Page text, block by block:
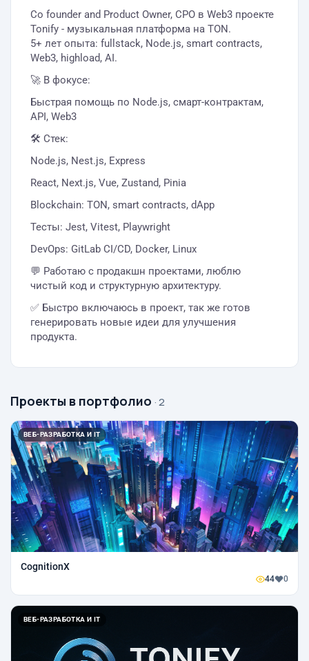
Co founder and Product Owner, CPO в Web3 проекте
Tonify - музыкальная платформа на TON.
5+ лет опыта: fullstack, Node.js, smart contracts,
Web3, highload, AI.
🚀 В фокусе:
Быстрая помощь по Node.js, смарт-контрактам,
API, Web3
🛠 Стек:
Node.js, Nest.js, Express
React, Next.js, Vue, Zustand, Pinia
Blockchain: TON, smart contracts, dApp
Тесты: Jest, Vitest, Playwright
DevOps: GitLab CI/CD, Docker, Linux
💬 Работаю с продакшн проектами, люблю
чистый код и структурную архитектуру.
✅ Быстро включаюсь в проект, так же готов
генерировать новые идеи для улучшения
продукта.
Проекты в портфолио · 2
ВЕБ-РАЗРАБОТКА И IT
CognitionX
44 0
ВЕБ-РАЗРАБОТКА И IT